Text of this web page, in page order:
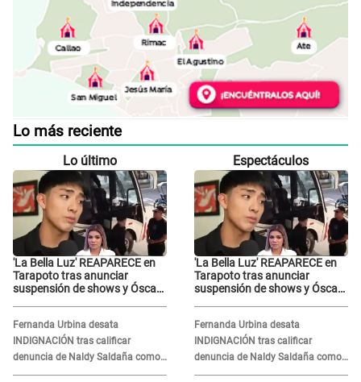
Lo más reciente
Lo último
'La Bella Luz' REAPARECE en
Tarapoto tras anunciar
suspensión de shows y Óscar
Fernanda Urbina desata
INDIGNACIÓN tras calificar
denuncia de Naldy Saldaña como
'acto bochornoso': "No es justo
Espectáculos
'La Bella Luz' REAPARECE en
Tarapoto tras anunciar
suspensión de shows y Óscar
Fernanda Urbina desata
INDIGNACIÓN tras calificar
denuncia de Naldy Saldaña como
'acto bochornoso': "No es justo